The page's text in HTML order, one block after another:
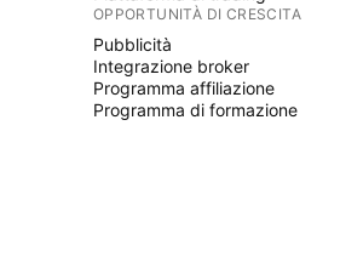
OPPORTUNITÀ DI CRESCITA
Pubblicità
Integrazione broker
Programma affiliazione
Programma di formazione